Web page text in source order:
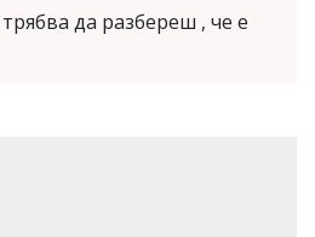
да разбереш , че е